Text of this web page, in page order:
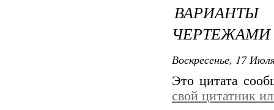
Воскресенье, 17
Это цитата
свой цитатник